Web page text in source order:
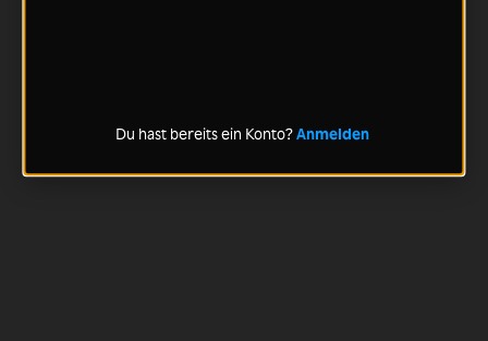
Du hast bereits ein Konto?Anmelden